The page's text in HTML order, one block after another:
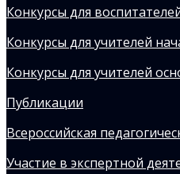
Конкурсы для
Конкурсы для учителей
Конкурсы для учителей
Публикации
Всероссийская
Участие в экспертной